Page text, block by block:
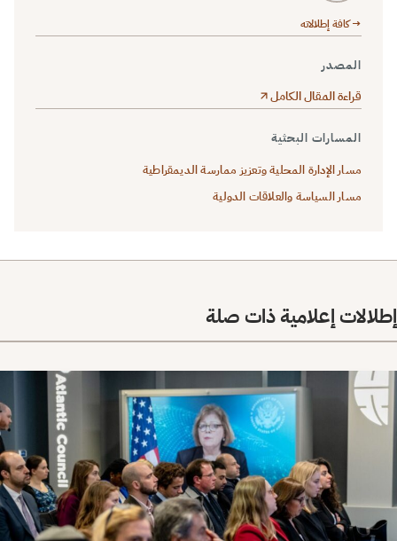
→ كافة إطلالاته
المصدر
قراءة المقال الكامل
المسارات البحثية
مسار الإدارة المحلية وتعزيز ممارسة الديمقراطية
مسار السياسة والعلاقات الدولية
إطلالات إعلامية ذات صلة